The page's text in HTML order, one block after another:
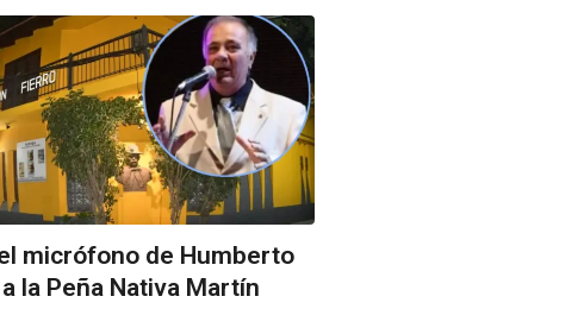
micrófono de Humberto
la Peña Nativa Martín